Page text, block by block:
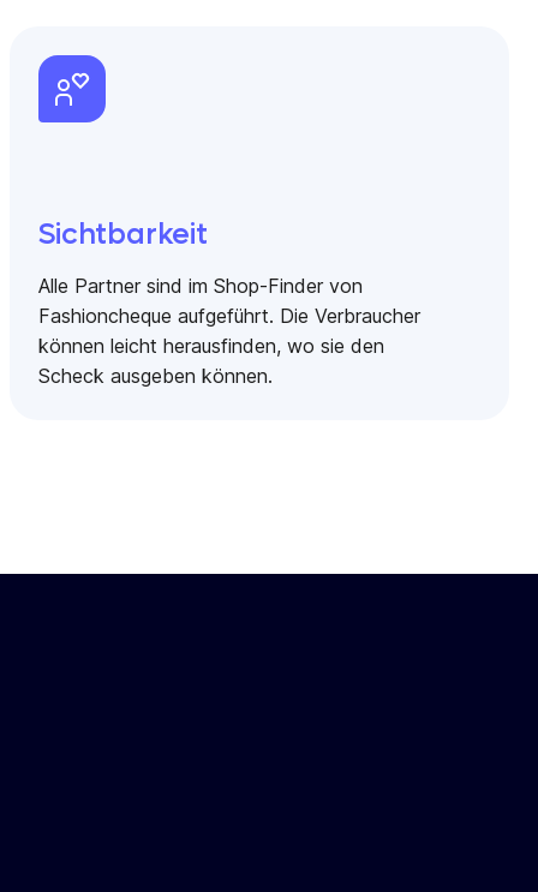
Sichtbarkeit
Alle Partner sind im Shop-Finder von
Fashioncheque aufgeführt. Die Verbraucher
können leicht herausfinden, wo sie den
Scheck ausgeben können.